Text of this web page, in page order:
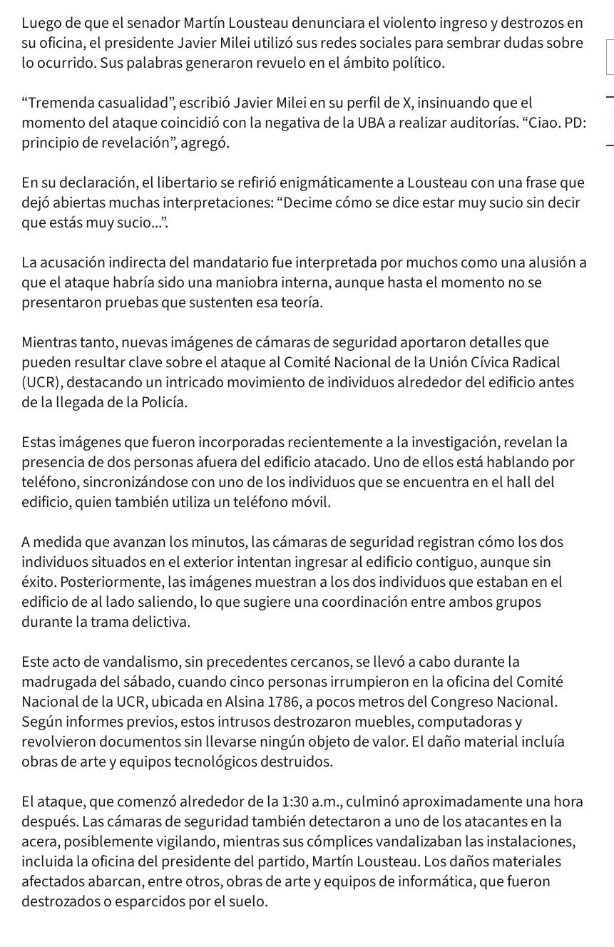
Luego de que el senador Martín Lousteau denunciara el violento ingreso y destrozos en
su oficina, el presidente Javier Milei utilizó sus redes sociales para sembrar dudas sobre
lo ocurrido. Sus palabras generaron revuelo en el ámbito político.
“Tremenda casualidad”, escribió Javier Milei en su perfil de X, insinuando que el
momento del ataque coincidió con la negativa de la UBA a realizar auditorías. “Ciao. PD:
principio de revelación”, agregó.
En su declaración, el libertario se refirió enigmáticamente a Lousteau con una frase que
dejó abiertas muchas interpretaciones: “Decime cómo se dice estar muy sucio sin decir
que estás muy sucio...”.
La acusación indirecta del mandatario fue interpretada por muchos como una alusión a
que el ataque habría sido una maniobra interna, aunque hasta el momento no se
presentaron pruebas que sustenten esa teoría.
Mientras tanto, nuevas imágenes de cámaras de seguridad aportaron detalles que
pueden resultar clave sobre el ataque al Comité Nacional de la Unión Cívica Radical
(UCR), destacando un intricado movimiento de individuos alrededor del edificio antes
de la llegada de la Policía.
Estas imágenes que fueron incorporadas recientemente a la investigación, revelan la
presencia de dos personas afuera del edificio atacado. Uno de ellos está hablando por
teléfono, sincronizándose con uno de los individuos que se encuentra en el hall del
edificio, quien también utiliza un teléfono móvil.
A medida que avanzan los minutos, las cámaras de seguridad registran cómo los dos
individuos situados en el exterior intentan ingresar al edificio contiguo, aunque sin
éxito. Posteriormente, las imágenes muestran a los dos individuos que estaban en el
edificio de al lado saliendo, lo que sugiere una coordinación entre ambos grupos
durante la trama delictiva.
Este acto de vandalismo, sin precedentes cercanos, se llevó a cabo durante la
madrugada del sábado, cuando cinco personas irrumpieron en la oficina del Comité
Nacional de la UCR, ubicada en Alsina 1786, a pocos metros del Congreso Nacional.
Según informes previos, estos intrusos destrozaron muebles, computadoras y
revolvieron documentos sin llevarse ningún objeto de valor. El daño material incluía
obras de arte y equipos tecnológicos destruidos.
El ataque, que comenzó alrededor de la 1:30 a.m., culminó aproximadamente una hora
después. Las cámaras de seguridad también detectaron a uno de los atacantes en la
acera, posiblemente vigilando, mientras sus cómplices vandalizaban las instalaciones,
incluida la oficina del presidente del partido, Martín Lousteau. Los daños materiales
afectados abarcan, entre otros, obras de arte y equipos de informática, que fueron
destrozados o esparcidos por el suelo.